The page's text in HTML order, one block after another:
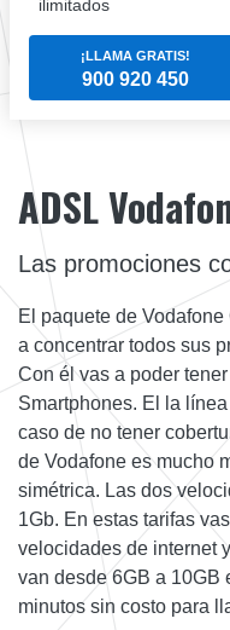
ilimitados
¡LLAMA GRATIS!
900 920 450
ADSL
Las promociones
El paquete de
a concentrar todos sus
Con él vas a poder
Smartphones. El la
caso de no tener
de Vodafone es mucho
simétrica. Las dos
1Gb. En estas tarifas
velocidades de internet
van desde 6GB a 10GB
minutos sin costo para